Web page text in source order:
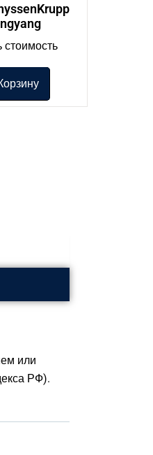
стоимость
или
РФ).